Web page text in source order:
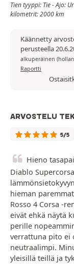
Tien tyyppi: Tie - Ajo:
kilometrit: 2000 km
Käännetty
perusteella
alkuperäinen
Raportti
ARVOSTELU
5/5
Hieno
Diablo
hieman
Rosso 4 Corsa -
eivät ehkä näytä
perille
verrattuna pito ei
neutraalimpi.
yleisillä teillä ja